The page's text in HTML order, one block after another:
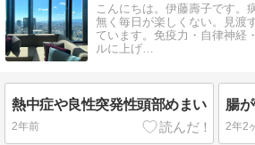
こんにちは。伊藤壽子です。
無く毎日が楽しくない。見渡
ています。免疫力・自律神経
ルに上げ…
熱中症や良性突発性頭部めまい
2年前
腸
2年2